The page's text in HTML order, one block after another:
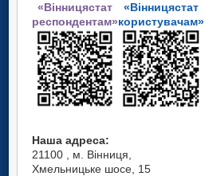
«Вінницястат
респондентам»
«Вінницястат
користувачам»
Наша адреса:
21100 , м. Вінниця,
Хмельницьке шосе, 15